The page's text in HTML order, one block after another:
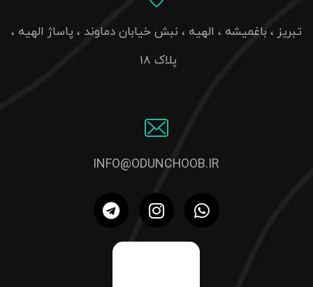
تبریز ، باغمیشه ، الهیه ، نبش خیابان دماوند ، پاساژ الهیه ،
پلاک 18
INFO@ODUNCHOOB.IR